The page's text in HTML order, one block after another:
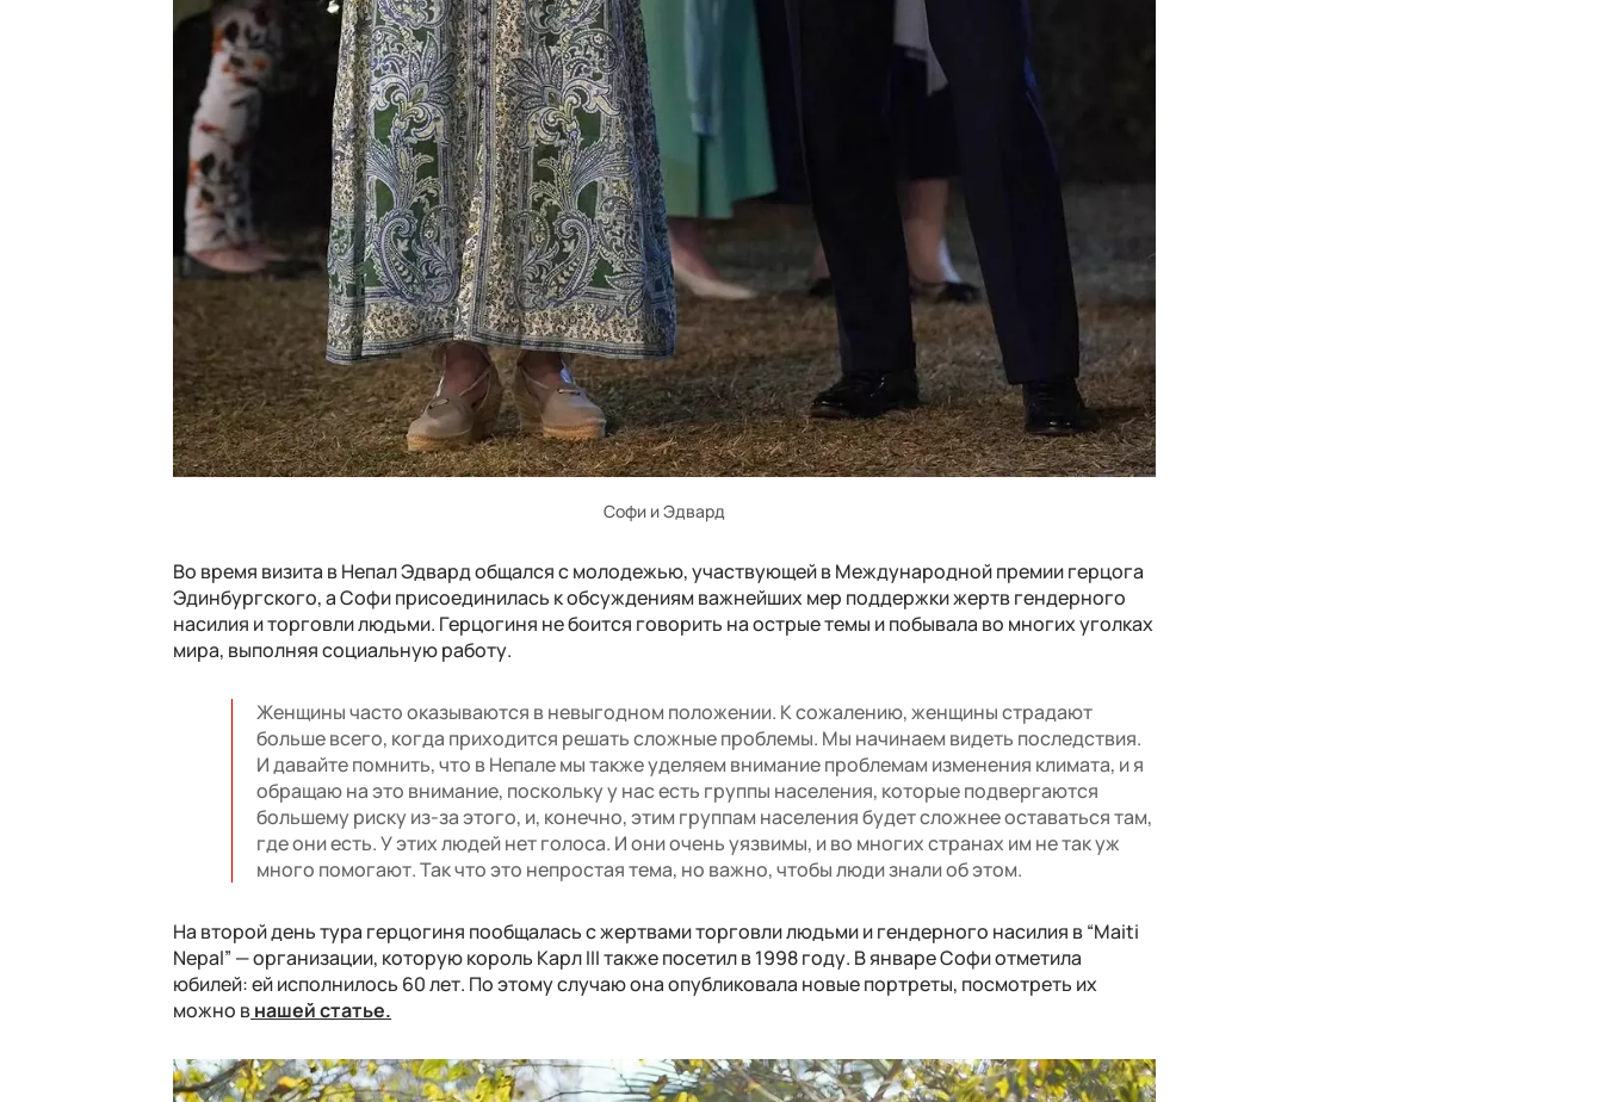
Софи и Эдвард
Во время визита в Непал Эдвард общался с молодежью, участвующей в Международной премии герцога
Эдинбургского, а Софи присоединилась к обсуждениям важнейших мер поддержки жертв гендерного
насилия и торговли людьми. Герцогиня не боится говорить на острые темы и побывала во многих уголках
мира, выполняя социальную работу.
Женщины часто оказываются в невыгодном положении. К сожалению, женщины страдают
больше всего, когда приходится решать сложные проблемы. Мы начинаем видеть последствия.
И давайте помнить, что в Непале мы также уделяем внимание проблемам изменения климата, и я
обращаю на это внимание, поскольку у нас есть группы населения, которые подвергаются
большему риску из-за этого, и, конечно, этим группам населения будет сложнее оставаться там,
где они есть. У этих людей нет голоса. И они очень уязвимы, и во многих странах им не так уж
много помогают. Так что это непростая тема, но важно, чтобы люди знали об этом.
На второй день тура герцогиня пообщалась с жертвами торговли людьми и гендерного насилия в “Maiti
Nepal” — организации, которую король Карл III также посетил в 1998 году. В январе Софи отметила
юбилей: ей исполнилось 60 лет. По этому случаю она опубликовала новые портреты, посмотреть их
можно внашей статье.